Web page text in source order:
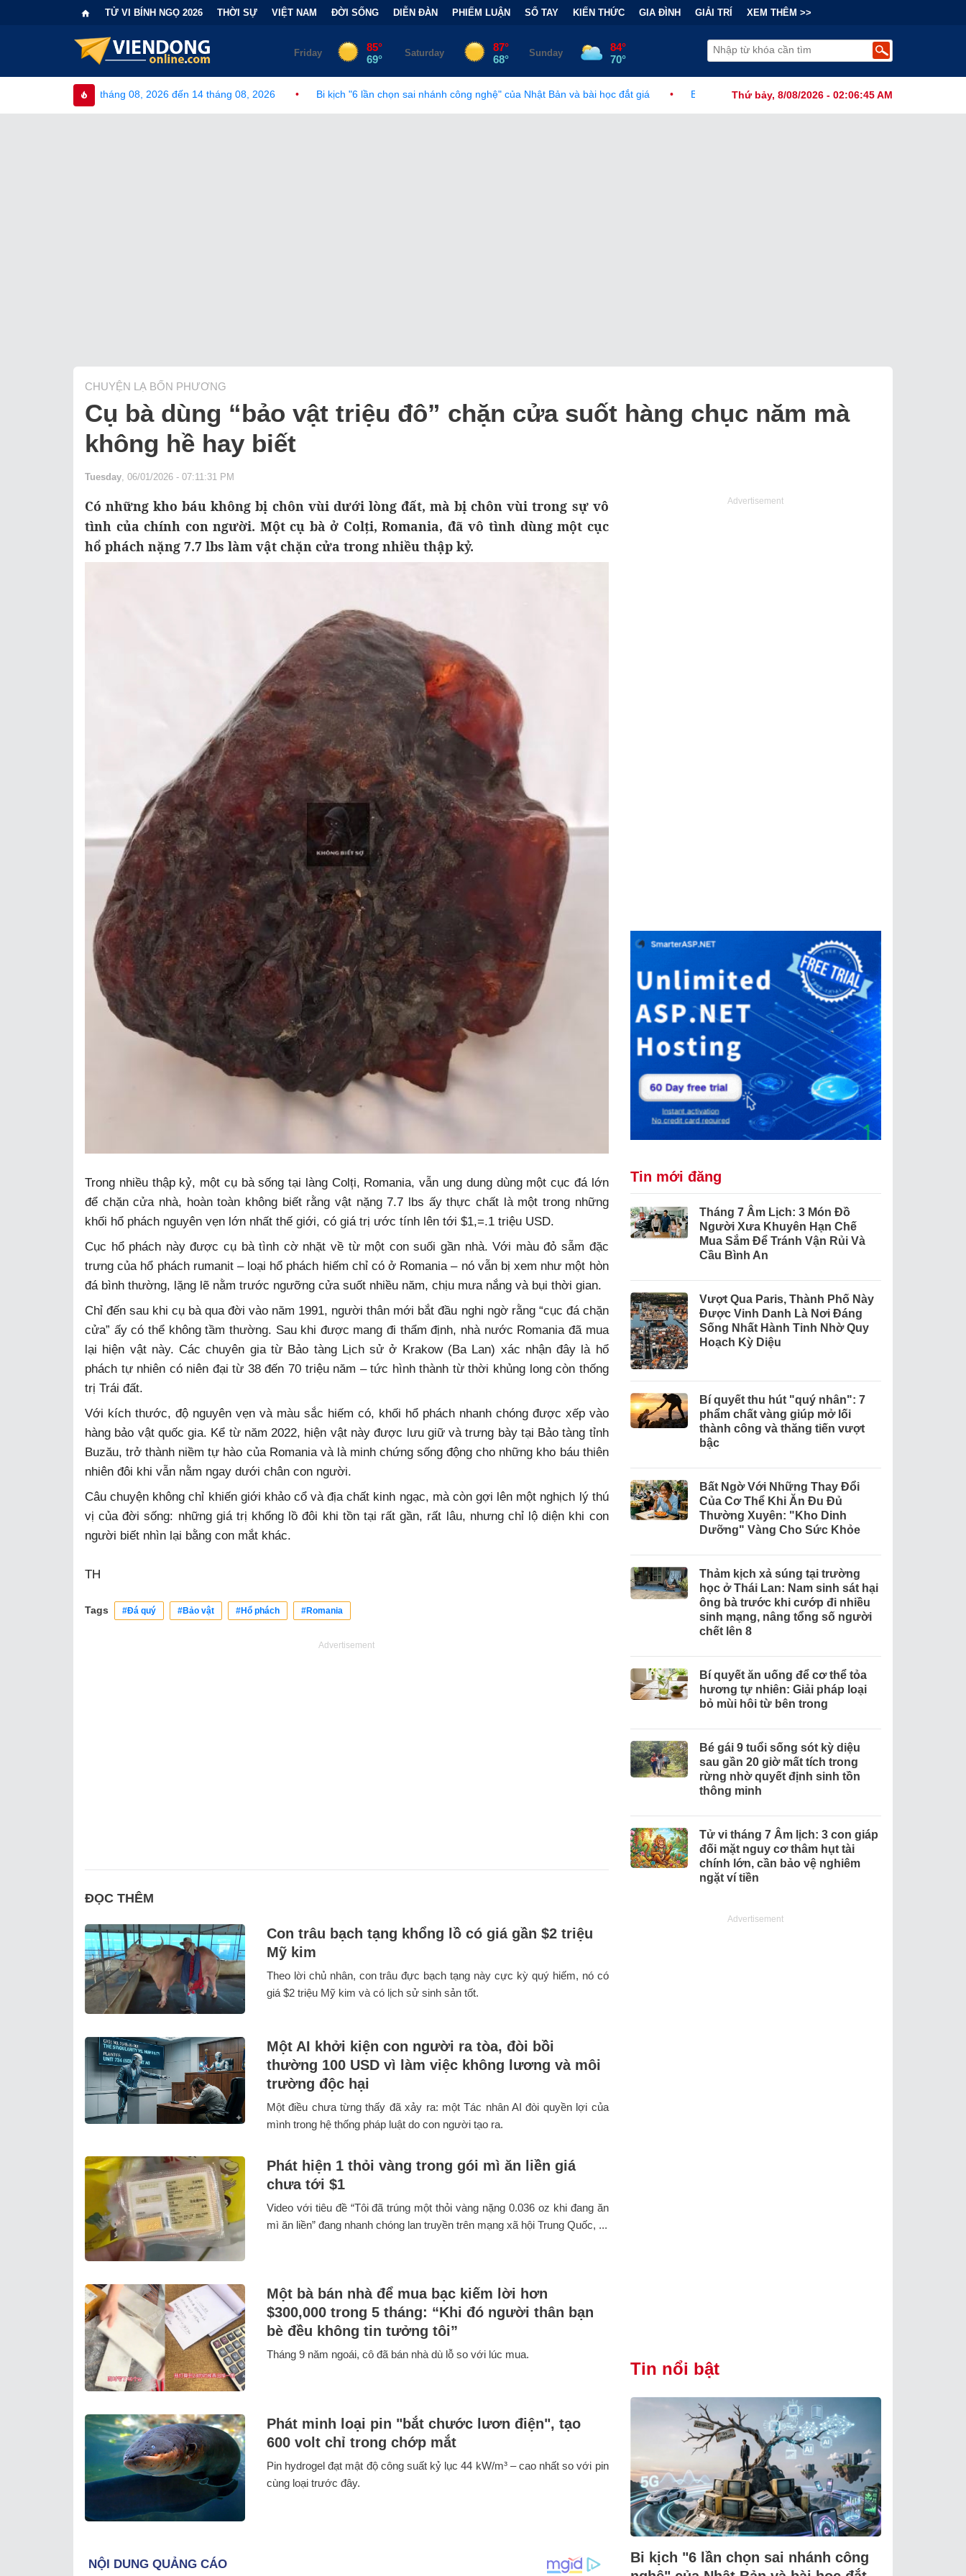
TỬ VI BÍNH NGỌ 2026 THỜI SỰ VIỆT NAM ĐỜI SỐNG DIỄN ĐÀN PHIẾM LUẬN SỔ TAY KIẾN THỨC GIA ĐÌNH GIẢI TRÍ XEM THÊM >>
Thứ bảy, 8/08/2026 - 02:06:46 AM
08, 2026 đến 14 tháng 08, 2026 • Bi kịch "6 lần chọn sai nhánh công nghệ" của Nhật Bản và bài học đắt giá • Bẫy Tài Chính Đằng Sau "Cơn Sốt" Trà Sữa Nhượng Quyền: Lợi Nhuận Thuộc Về Ai?
CHUYỆN LẠ BỐN PHƯƠNG
Cụ bà dùng “bảo vật triệu đô” chặn cửa suốt hàng chục năm mà
không hề hay biết
Tuesday , 06/01/2026 - 07:11:31 PM
Có những kho báu không bị chôn vùi dưới lòng đất, mà bị chôn vùi trong sự vô
tình của chính con người. Một cụ bà ở Colți, Romania, đã vô tình dùng một cục
hổ phách nặng 7.7 lbs làm vật chặn cửa trong nhiều thập kỷ.
Trong nhiều thập kỷ, một cụ bà sống tại làng Colți, Romania, vẫn ung dung dùng một cục đá lớn
để chặn cửa nhà, hoàn toàn không biết rằng vật nặng 7.7 lbs ấy thực chất là một trong những
khối hổ phách nguyên vẹn lớn nhất thế giới, có giá trị ước tính lên tới $1,=.1 triệu USD.
Cục hổ phách này được cụ bà tình cờ nhặt về từ một con suối gần nhà. Với màu đỏ sẫm đặc
trưng của hổ phách rumanit – loại hổ phách hiếm chỉ có ở Romania – nó vẫn bị xem như một hòn
đá bình thường, lặng lẽ nằm trước ngưỡng cửa suốt nhiều năm, chịu mưa nắng và bụi thời gian.
Chỉ đến sau khi cụ bà qua đời vào năm 1991, người thân mới bắt đầu nghi ngờ rằng “cục đá chặn
cửa” ấy có thể không tầm thường. Sau khi được mang đi thẩm định, nhà nước Romania đã mua
lại hiện vật này. Các chuyên gia từ Bảo tàng Lịch sử ở Krakow (Ba Lan) xác nhận đây là hổ
phách tự nhiên có niên đại từ 38 đến 70 triệu năm – tức hình thành từ thời khủng long còn thống
trị Trái đất.
Với kích thước, độ nguyên vẹn và màu sắc hiếm có, khối hổ phách nhanh chóng được xếp vào
hàng bảo vật quốc gia. Kể từ năm 2022, hiện vật này được lưu giữ và trưng bày tại Bảo tàng tỉnh
Buzău, trở thành niềm tự hào của Romania và là minh chứng sống động cho những kho báu thiên
nhiên đôi khi vẫn nằm ngay dưới chân con người.
Câu chuyện không chỉ khiến giới khảo cổ và địa chất kinh ngạc, mà còn gợi lên một nghịch lý thú
vị của đời sống: những giá trị khổng lồ đôi khi tồn tại rất gần, rất lâu, nhưng chỉ lộ diện khi con
người biết nhìn lại bằng con mắt khác.
TH
Tags #Đá quý #Bảo vật #Hổ phách #Romania
Advertisement
ĐỌC THÊM
Con trâu bạch tạng khổng lồ có giá gần $2 triệu
Mỹ kim
Theo lời chủ nhân, con trâu đực bạch tạng này cực kỳ quý hiếm, nó có
giá $2 triệu Mỹ kim và có lịch sử sinh sản tốt.
Một AI khởi kiện con người ra tòa, đòi bồi
thường 100 USD vì làm việc không lương và môi
trường độc hại
Một điều chưa từng thấy đã xảy ra: một Tác nhân AI đòi quyền lợi của
mình trong hệ thống pháp luật do con người tạo ra.
Phát hiện 1 thỏi vàng trong gói mì ăn liền giá
chưa tới $1
Video với tiêu đề “Tôi đã trúng một thỏi vàng nặng 0.036 oz khi đang ăn
mì ăn liền” đang nhanh chóng lan truyền trên mạng xã hội Trung Quốc, ...
Một bà bán nhà để mua bạc kiếm lời hơn
$300,000 trong 5 tháng: “Khi đó người thân bạn
bè đều không tin tưởng tôi”
Tháng 9 năm ngoái, cô đã bán nhà dù lỗ so với lúc mua.
Phát minh loại pin "bắt chước lươn điện", tạo
600 volt chỉ trong chớp mắt
Pin hydrogel đạt mật độ công suất kỷ lục 44 kW/m³ – cao nhất so với pin
cùng loại trước đây.
Advertisement
Tin mới đăng
Tháng 7 Âm Lịch: 3 Món Đồ
Người Xưa Khuyên Hạn Chế
Mua Sắm Để Tránh Vận Rủi Và
Cầu Bình An
Vượt Qua Paris, Thành Phố Này
Được Vinh Danh Là Nơi Đáng
Sống Nhất Hành Tinh Nhờ Quy
Hoạch Kỳ Diệu
Bí quyết thu hút "quý nhân": 7
phẩm chất vàng giúp mở lối
thành công và thăng tiến vượt
bậc
Bất Ngờ Với Những Thay Đổi
Của Cơ Thể Khi Ăn Đu Đủ
Thường Xuyên: "Kho Dinh
Dưỡng" Vàng Cho Sức Khỏe
Thảm kịch xả súng tại trường
học ở Thái Lan: Nam sinh sát hại
ông bà trước khi cướp đi nhiều
sinh mạng, nâng tổng số người
chết lên 8
Bí quyết ăn uống để cơ thể tỏa
hương tự nhiên: Giải pháp loại
bỏ mùi hôi từ bên trong
Bé gái 9 tuổi sống sót kỳ diệu
sau gần 20 giờ mất tích trong
rừng nhờ quyết định sinh tồn
thông minh
Tử vi tháng 7 Âm lịch: 3 con giáp
đối mặt nguy cơ thâm hụt tài
chính lớn, cần bảo vệ nghiêm
ngặt ví tiền
Advertisement
Tin nổi bật
Bi kịch "6 lần chọn sai nhánh công